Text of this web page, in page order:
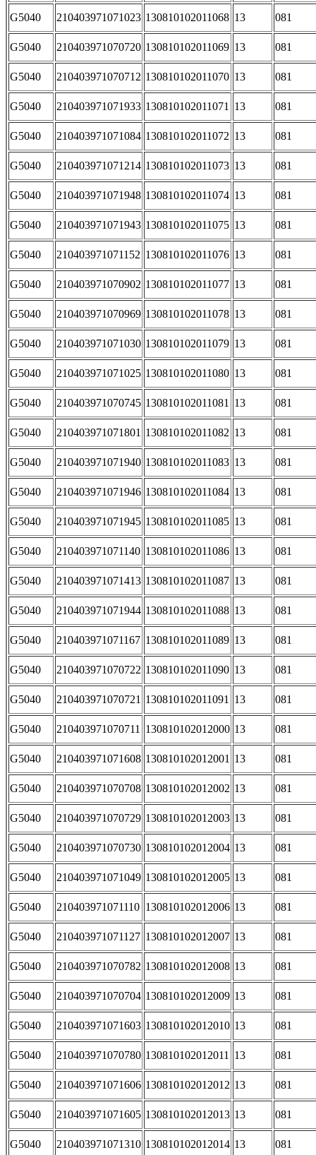
G5040 210403971071023 130810102011068 13 081
G5040 210403971070720 130810102011069 13 081
G5040 210403971070712 130810102011070 13 081
G5040 210403971071933 130810102011071 13 081
G5040 210403971071084 130810102011072 13 081
G5040 210403971071214 130810102011073 13 081
G5040 210403971071948 130810102011074 13 081
G5040 210403971071943 130810102011075 13 081
G5040 210403971071152 130810102011076 13 081
G5040 210403971070902 130810102011077 13 081
G5040 210403971070969 130810102011078 13 081
G5040 210403971071030 130810102011079 13 081
G5040 210403971071025 130810102011080 13 081
G5040 210403971070745 130810102011081 13 081
G5040 210403971071801 130810102011082 13 081
G5040 210403971071940 130810102011083 13 081
G5040 210403971071946 130810102011084 13 081
G5040 210403971071945 130810102011085 13 081
G5040 210403971071140 130810102011086 13 081
G5040 210403971071413 130810102011087 13 081
G5040 210403971071944 130810102011088 13 081
G5040 210403971071167 130810102011089 13 081
G5040 210403971070722 130810102011090 13 081
G5040 210403971070721 130810102011091 13 081
G5040 210403971070711 130810102012000 13 081
G5040 210403971071608 130810102012001 13 081
G5040 210403971070708 130810102012002 13 081
G5040 210403971070729 130810102012003 13 081
G5040 210403971070730 130810102012004 13 081
G5040 210403971071049 130810102012005 13 081
G5040 210403971071110 130810102012006 13 081
G5040 210403971071127 130810102012007 13 081
G5040 210403971070782 130810102012008 13 081
G5040 210403971070704 130810102012009 13 081
G5040 210403971071603 130810102012010 13 081
G5040 210403971070780 130810102012011 13 081
G5040 210403971071606 130810102012012 13 081
G5040 210403971071605 130810102012013 13 081
G5040 210403971071310 130810102012014 13 081